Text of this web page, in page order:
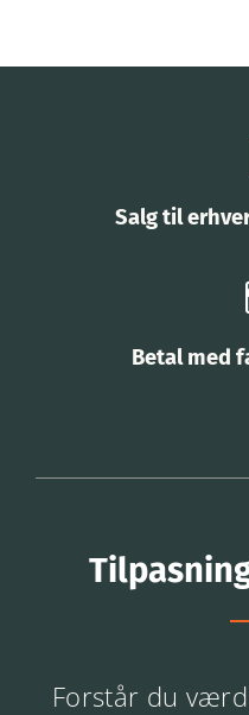
Salg til
Betal med
Forstår du